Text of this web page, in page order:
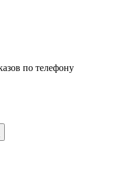
по телефону